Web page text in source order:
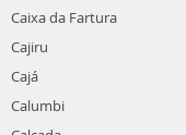
Caixa da Fartura
Cajiru
Cajá
Calumbi